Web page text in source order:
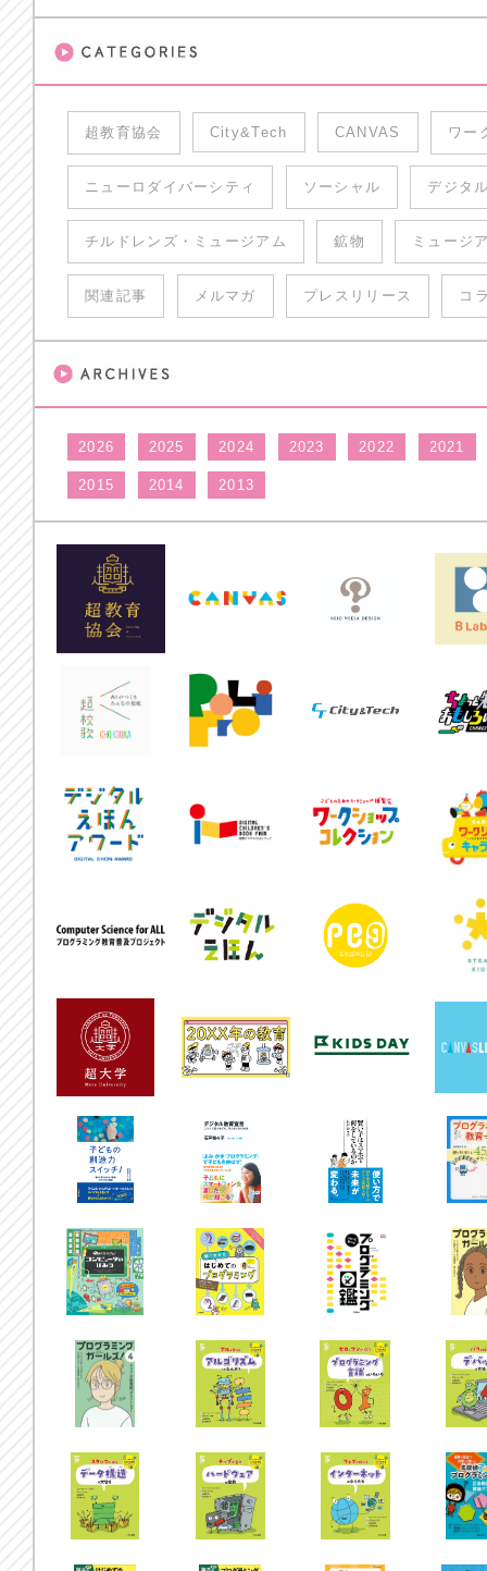
超教育協会 City&Tech CANVAS ワー
ニューロダイバーシティ ソーシャル デジタ
チルドレンズ・ミュージアム 鉱物 ミュージ
関連記事 メルマガ プレスリリース コ
2026 2025 2024 2023 2022 2021
2015 2014 2013